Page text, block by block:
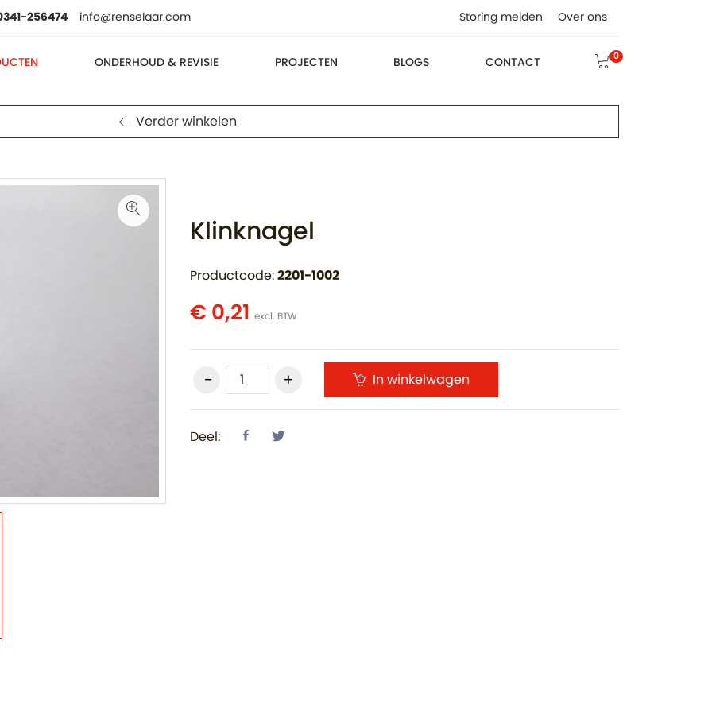
256474 info@renselaar.com Storing melden Over ons
ONDERHOUD & REVISIE PROJECTEN BLOGS CONTACT
0
Verder winkelen
Klinknagel
Productcode: 2201-1002
€ 0,21 excl. BTW
In winkelwagen
Deel: